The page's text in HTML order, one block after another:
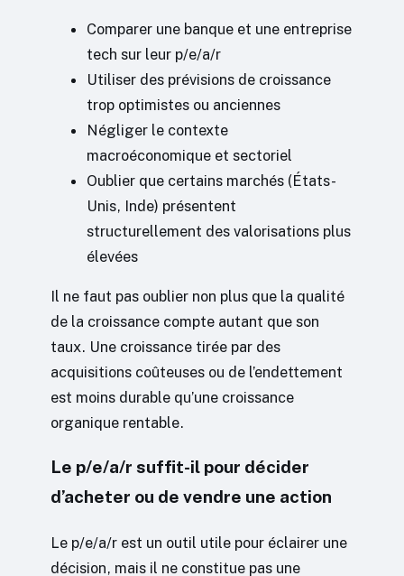
Comparer une banque et une entreprise
tech sur leur p/e/a/r
Utiliser des prévisions de croissance
trop optimistes ou anciennes
Négliger le contexte
macroéconomique et sectoriel
Oublier que certains marchés (États-
Unis, Inde) présentent
structurellement des valorisations plus
élevées
Il ne faut pas oublier non plus que la qualité
de la croissance compte autant que son
taux. Une croissance tirée par des
acquisitions coûteuses ou de l’endettement
est moins durable qu’une croissance
organique rentable.
Le p/e/a/r suffit-il pour décider
d’acheter ou de vendre une action
Le p/e/a/r est un outil utile pour éclairer une
décision, mais il ne constitue pas une